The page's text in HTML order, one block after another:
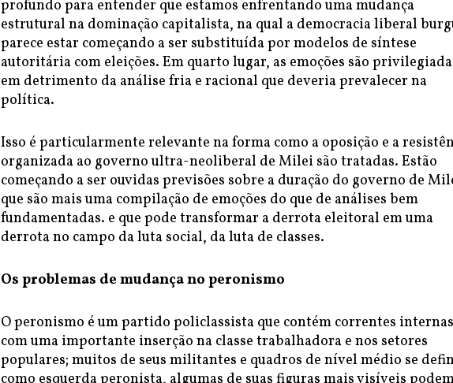
profundo para entender que estamos enfrentando uma mudança
estrutural na dominação capitalista, na qual a democracia liberal
parece estar começando a ser substituída por modelos de síntese
autoritária com eleições. Em quarto lugar, as emoções são
em detrimento da análise fria e racional que deveria prevalecer na
política.
Isso é particularmente relevante na forma como a oposição e a
organizada ao governo ultra-neoliberal de Milei são tratadas. Estão
começando a ser ouvidas previsões sobre a duração do governo de
que são mais uma compilação de emoções do que de análises bem
fundamentadas. e que pode transformar a derrota eleitoral em uma
derrota no campo da luta social, da luta de classes.
Os problemas de mudança no peronismo
O peronismo é um partido policlassista que contém correntes
com uma importante inserção na classe trabalhadora e nos setores
populares; muitos de seus militantes e quadros de nível médio se